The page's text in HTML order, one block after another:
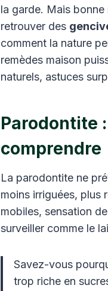
la garde. Mais
retrouver des
comment la nature
remèdes maison
naturels, astuces
Parodontite
comprendre
La parodontite ne
moins irriguées, plus
mobiles, sensation
surveiller comme le
Savez-vous
trop riche en